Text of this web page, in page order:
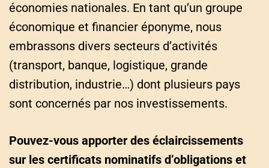
économies nationales. En tant qu’un groupe
économique et financier éponyme, nous
embrassons divers secteurs d’activités
(transport, banque, logistique, grande
distribution, industrie…) dont plusieurs pays
sont concernés par nos investissements.
Pouvez-vous apporter des éclaircissements
sur les certificats nominatifs d’obligations et